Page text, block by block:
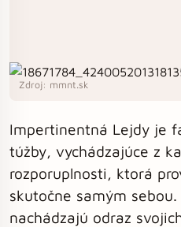
Zdroj: mmnt.sk
Impertinentná Lejdy je
túžby, vychádzajúce z
rozporuplnosti, ktorá
skutočne samým
nachádzajú odraz